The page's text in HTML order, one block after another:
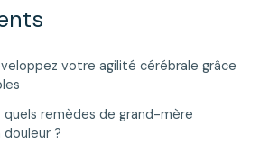
votre agilité cérébrale grâce
quels remèdes de grand-mère
?